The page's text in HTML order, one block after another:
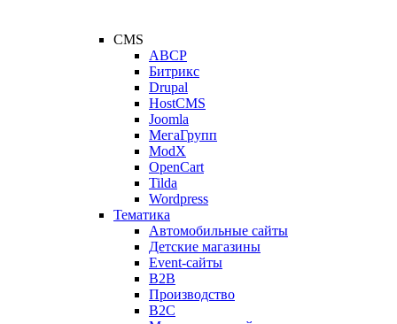
CMS
ABCP
Битрикс
Drupal
HostCMS
Joomla
МегаГрупп
ModX
OpenCart
Tilda
Wordpress
Тематика
Автомобильные сайты
Детские магазины
Event-сайты
B2B
Производство
B2C